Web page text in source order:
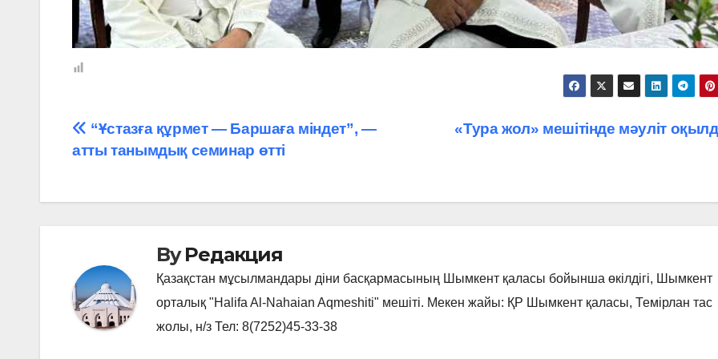
Навигация
записям
«Тура жол» мешітінде мәуліт
“Ұстазға құрмет — Баршаға міндет”, —
атты танымдық семинар өтті
ByРедакция
Қазақстан мұсылмандары діни басқармасының Шымкент қаласы бойынша өкілдігі, Шымкент
орталық "Halifa Al-Nahaian Aqmeshiti" мешіті. Мекен жайы: ҚР Шымкент қаласы, Темірлан тас
жолы, н/з Тел: 8(7252)45-33-38